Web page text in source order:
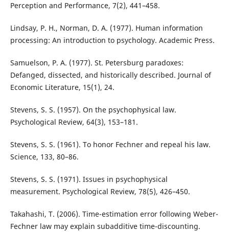
Perception and Performance, 7(2), 441–458.
Lindsay, P. H., Norman, D. A. (1977). Human information
processing: An introduction to psychology. Academic Press.
Samuelson, P. A. (1977). St. Petersburg paradoxes:
Defanged, dissected, and historically described. Journal of
Economic Literature, 15(1), 24.
Stevens, S. S. (1957). On the psychophysical law.
Psychological Review, 64(3), 153–181.
Stevens, S. S. (1961). To honor Fechner and repeal his law.
Science, 133, 80–86.
Stevens, S. S. (1971). Issues in psychophysical
measurement. Psychological Review, 78(5), 426–450.
Takahashi, T. (2006). Time-estimation error following Weber-
Fechner law may explain subadditive time-discounting.